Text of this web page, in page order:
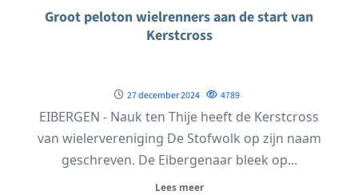
Groot peloton wielrenners aan de start van
Kerstcross
27 december 2024 4789
EIBERGEN - Nauk ten Thije heeft de Kerstcross
van wielervereniging De Stofwolk op zijn naam
geschreven. De Eibergenaar bleek op...
Lees meer